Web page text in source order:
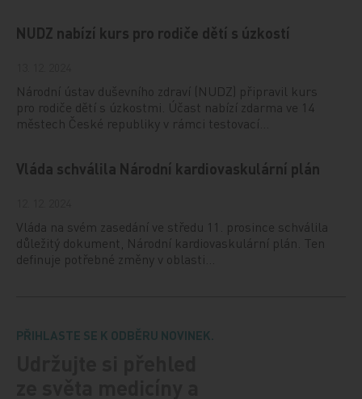
NUDZ nabízí kurs pro rodiče dětí s úzkostí
Národní ústav duševního zdraví (NUDZ) připravil kurs
pro rodiče dětí s úzkostmi. Účast nabízí zdarma ve 14
městech České republiky v rámci testovací…
Vláda schválila Národní kardiovaskulární plán
Vláda na svém zasedání ve středu 11. prosince schválila
důležitý dokument, Národní kardiovaskulární plán. Ten
definuje potřebné změny v oblasti…
PŘIHLASTE SE K ODBĚRU NOVINEK.